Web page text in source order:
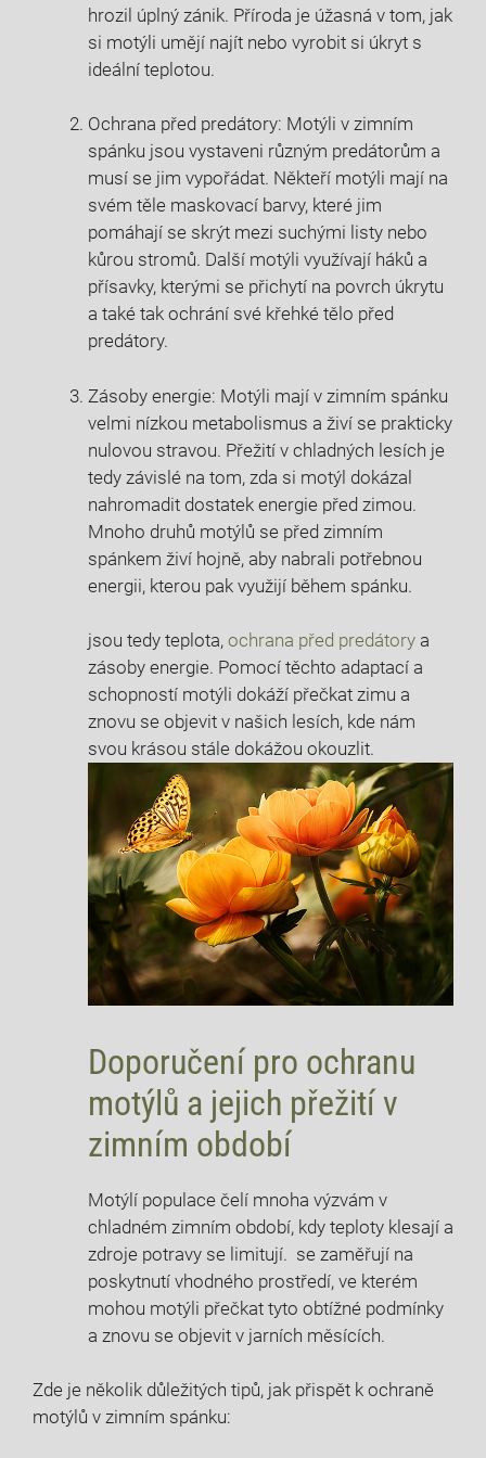
hrozil úplný zánik. ⁤Příroda je úžasná v tom, jak
si motýli umějí najít ‍nebo vyrobit si úkryt s
ideální teplotou.
Ochrana před predátory:‌ Motýli v zimním
spánku jsou vystaveni různým predátorům a
musí ⁤se jim vypořádat. Někteří motýli mají na
svém těle maskovací barvy, které ​jim
pomáhají se skrýt mezi suchými listy ‍nebo
kůrou stromů. Další ⁤motýli využívají háků a‍
přísavky, kterými ⁣se přichytí ⁣na povrch úkrytu
a také ⁤tak ochrání ⁣své křehké tělo​ před
‌predátory.
Zásoby energie: Motýli mají v zimním spánku
velmi nízkou‍ metabolismus‌ a živí se ‌prakticky
nulovou stravou. Přežití ​v chladných lesích ‌je
tedy závislé na tom, zda si motýl dokázal
nahromadit dostatek energie před zimou.
Mnoho druhů motýlů ‍se ⁤před‍ zimním
spánkem živí hojně, aby nabrali potřebnou
energii, kterou pak využijí během spánku.
jsou tedy teplota,‍ ochrana před ⁤predátory a
zásoby energie. Pomocí těchto adaptací​ a
schopností motýli ‍dokáží přečkat zimu a
znovu ⁣se objevit v našich lesích, kde nám
svou krásou stále dokážou okouzlit.
Doporučení pro ochranu
motýlů a ‍jejich přežití v⁣
zimním období
Motýlí⁤ populace čelí mnoha výzvám v‌
chladném zimním období, kdy teploty ⁣klesají a
zdroje ⁣potravy se ⁢limitují. ‍ se​ zaměřují na
poskytnutí vhodného prostředí, ve ⁣kterém
mohou motýli přečkat tyto obtížné podmínky
a znovu se objevit v jarních měsících.
Zde⁣ je několik důležitých tipů, jak⁤ přispět k ochraně
motýlů v zimním⁢ spánku: